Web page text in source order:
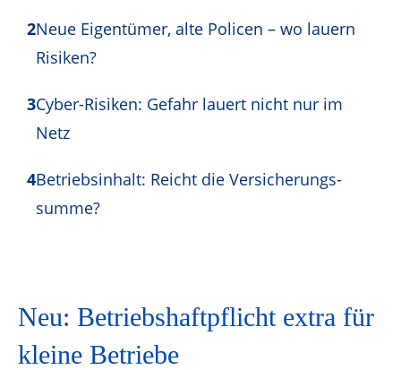
2Neue Eigentümer, alte Policen – wo lauern
Risiken?
3Cyber-Risiken: Gefahr lauert nicht nur im
Netz
4Betriebsinhalt: Reicht die Versicherungs­
summe?
Neu: Betriebshaft­pflicht extra für
kleine Betriebe